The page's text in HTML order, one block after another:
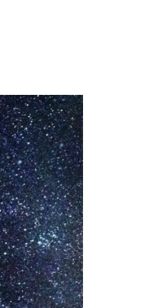
INTERVIEWS
NIEUWS
SAMENWERKEN
CONTACT